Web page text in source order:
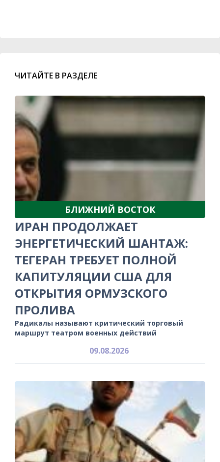
ЧИТАЙТЕ В РАЗДЕЛЕ
БЛИЖНИЙ ВОСТОК
ИРАН ПРОДОЛЖАЕТ
ЭНЕРГЕТИЧЕСКИЙ ШАНТАЖ:
ТЕГЕРАН ТРЕБУЕТ ПОЛНОЙ
КАПИТУЛЯЦИИ США ДЛЯ
ОТКРЫТИЯ ОРМУЗСКОГО
ПРОЛИВА
Радикалы называют критический торговый
маршрут театром военных действий
09.08.2026